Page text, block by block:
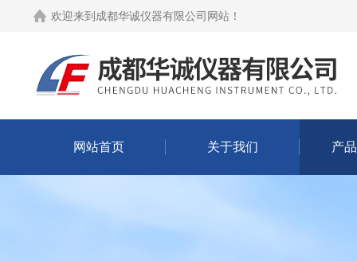
欢迎来到 成都华诚仪器有限公司网站 ！
网站首页 关于我们 产